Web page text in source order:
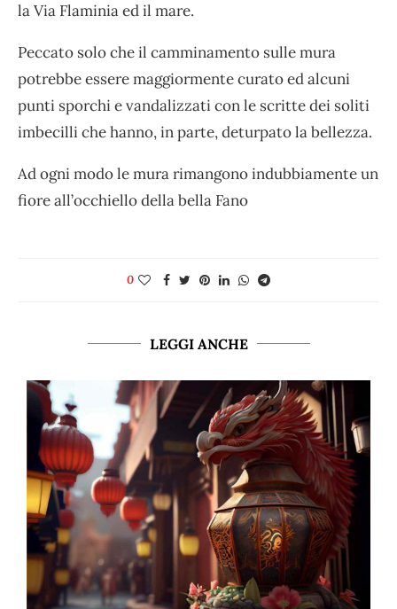
la Via Flaminia ed il mare.
Peccato solo che il camminamento sulle mura
potrebbe essere maggiormente curato ed alcuni
punti sporchi e vandalizzati con le scritte dei soliti
imbecilli che hanno, in parte, deturpato la bellezza.
Ad ogni modo le mura rimangono indubbiamente un
fiore all’occhiello della bella Fano
0
LEGGI ANCHE